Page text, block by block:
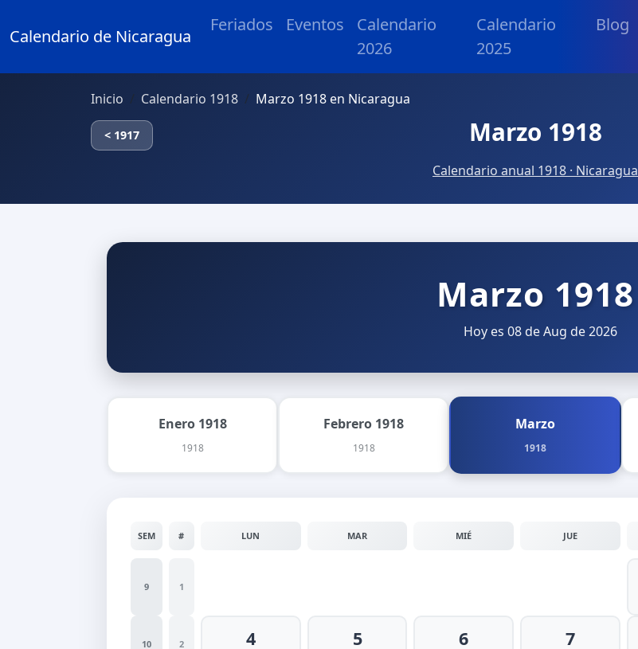
Calendario de Nicaragua
Feriados Eventos
Calendario
2026
Calendario
2025
Blog
Inicio Calendario 1918 Marzo 1918 en Nicaragua
< 1917 Marzo 1918
Calendario anual 1918 · Nicaragua
Marzo 1918
Hoy es 08 de Aug de 2026
Enero 1918
1918
Febrero 1918
1918
Marzo
1918
SEM # LUN MAR MIÉ JUE
9 1
10 2 4 5 6 7